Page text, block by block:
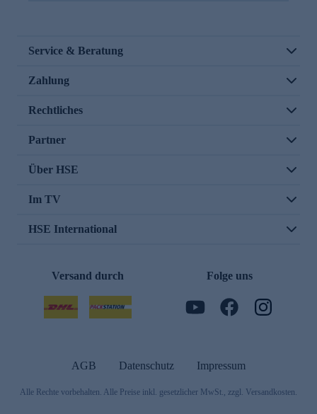
Service & Beratung
Zahlung
Rechtliches
Partner
Über HSE
Im TV
HSE International
Versand durch Folge uns
AGB Datenschutz Impressum
Alle Rechte vorbehalten. Alle Preise inkl. gesetzlicher MwSt., zzgl. Versandkosten.